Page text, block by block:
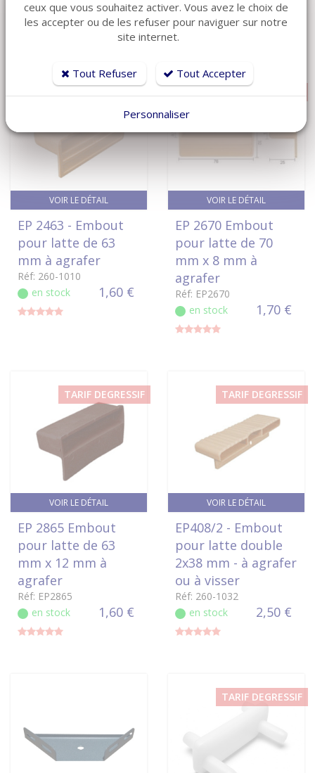
commande
VOIR LE DÉTAIL
EP 2463 - Embout
pour latte de 63
mm à agrafer
Réf: 260-1010
en stock
1,60 €
VOIR LE DÉTAIL
EP 2670 Embout
pour latte de 70
mm x 8 mm à
agrafer
Réf: EP2670
en stock
1,70 €
VOIR LE DÉTAIL
TARIF DEGRESSIF
EP 2865 Embout
pour latte de 63
mm x 12 mm à
agrafer
Réf: EP2865
en stock
1,60 €
VOIR LE DÉTAIL
TARIF DEGRESSIF
EP408/2 - Embout
pour latte double
2x38 mm - à agrafer
ou à visser
Réf: 260-1032
en stock
2,50 €
TARIF DEGRESSIF
ceux que vous souhaitez activer. Vous avez le choix de
les accepter ou de les refuser pour naviguer sur notre
site internet.
Tout Refuser Tout Accepter
Personnaliser